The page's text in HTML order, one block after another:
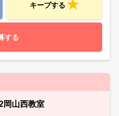
キープする
する
岡山西教室